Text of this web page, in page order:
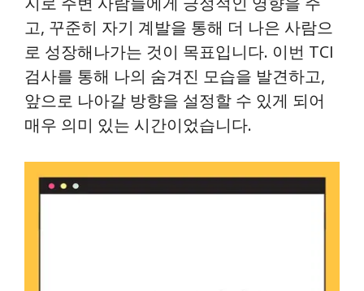
고, 꾸준히 자기 계발을 통해 더 나은 사람으
로 성장해나가는 것이 목표입니다. 이번 TCI
검사를 통해 나의 숨겨진 모습을 발견하고,
앞으로 나아갈 방향을 설정할 수 있게 되어
매우 의미 있는 시간이었습니다.